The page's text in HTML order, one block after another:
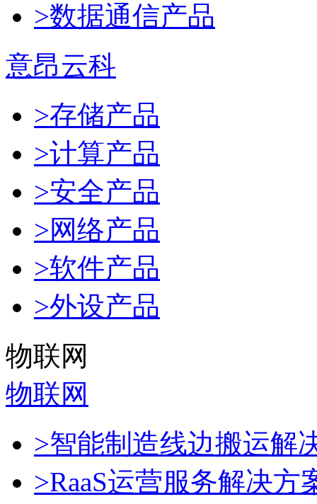
>数据通信产品
意昂云科
>存储产品
>计算产品
>安全产品
>网络产品
>软件产品
>外设产品
物联网
物联网
>智能制造线边搬运解
>RaaS运营服务解决方